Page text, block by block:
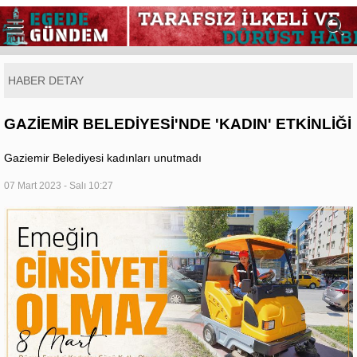
HABER DETAY
GAZİEMİR BELEDİYESİ'NDE 'KADIN' ETKİNLİĞİ
Gaziemir Belediyesi kadınları unutmadı
07 Mart 2023 - Salı 10:27